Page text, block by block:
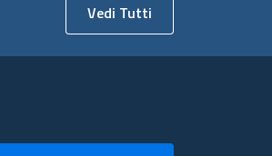
Vedi Tutti